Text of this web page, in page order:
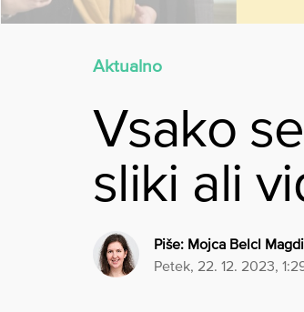
Aktualno
Vsako
sliki ali
Piše: Mojca Belcl
petek, 22. 12. 2023,